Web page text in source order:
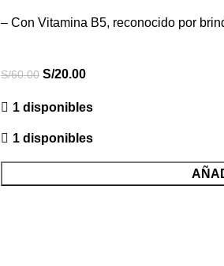
– Con Vitamina B5, reconocido por
S/60.00 S/20.00
1 disponibles
1 disponibles